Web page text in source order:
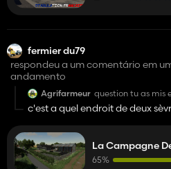
fermier du79
respondeu a um comentário em
andamento
Agrifarmeur question tu as mis
baser sur les deux
c'est a quel endroit de deux
La Campagne
65%